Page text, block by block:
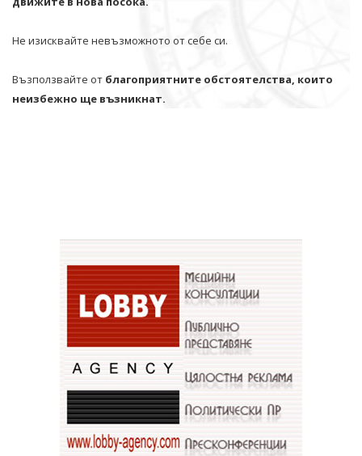
Не изисквайте невъзможното от себе си.
Възползвайте от благоприятните обстоятелства, които
неизбежно ще възникнат.